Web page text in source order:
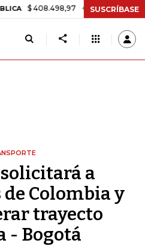
408.498,97 +$ 8.753,81 +2,19%
SUSCRÍBASE
a
Colombia y
trayecto
- Bogotá